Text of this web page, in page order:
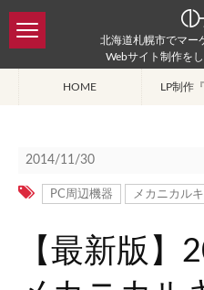
北海道札幌市でマー
Webサイト制作を
HOME LP制作
2014/11/30
PC周辺機器 メカニカル
【最新版】